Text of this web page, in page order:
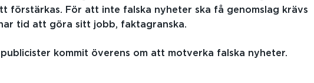
förstärkas. För att inte falska nyheter ska få genomslag krävs
tid att göra sitt jobb, faktagranska.
publicister kommit överens om att motverka falska nyheter.